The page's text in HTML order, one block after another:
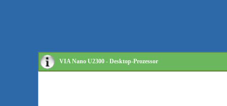
VIA Nano U2300 - Desktop-Prozessor